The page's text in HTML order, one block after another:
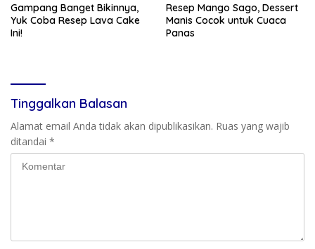
Gampang Banget Bikinnya,
Yuk Coba Resep Lava Cake
Ini!
Resep Mango Sago, Dessert
Manis Cocok untuk Cuaca
Panas
Tinggalkan Balasan
Alamat email Anda tidak akan dipublikasikan. Ruas yang wajib
ditandai *